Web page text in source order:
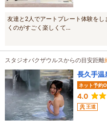
友達と2人でアートプレート体験を
くのがすごく楽しくて...
スタジオバクザウルスからの目安距離
長久手温
ネット予約
4.0
王道